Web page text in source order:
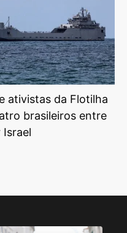
ativistas da Flotilha
brasileiros entre